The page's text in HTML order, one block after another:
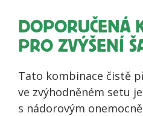
DOPORUČENÁ
PRO ZVÝŠENÍ
Tato kombinace čistě
ve zvýhodněném setu
s nádorovým